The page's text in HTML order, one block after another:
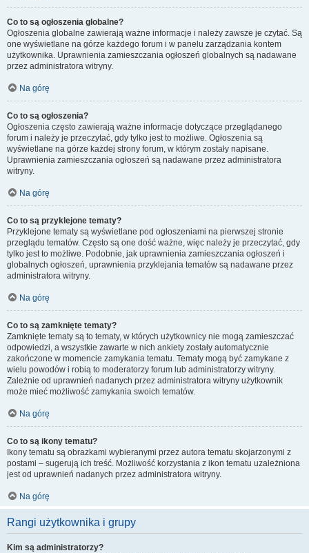
Co to są ogłoszenia globalne?
Ogłoszenia globalne zawierają ważne informacje i należy zawsze je czytać. Są
one wyświetlane na górze każdego forum i w panelu zarządzania kontem
użytkownika. Uprawnienia zamieszczania ogłoszeń globalnych są nadawane
przez administratora witryny.
Na górę
Co to są ogłoszenia?
Ogłoszenia często zawierają ważne informacje dotyczące przeglądanego
forum i należy je przeczytać, gdy tylko jest to możliwe. Ogłoszenia są
wyświetlane na górze każdej strony forum, w którym zostały napisane.
Uprawnienia zamieszczania ogłoszeń są nadawane przez administratora
witryny.
Na górę
Co to są przyklejone tematy?
Przyklejone tematy są wyświetlane pod ogłoszeniami na pierwszej stronie
przeglądu tematów. Często są one dość ważne, więc należy je przeczytać, gdy
tylko jest to możliwe. Podobnie, jak uprawnienia zamieszczania ogłoszeń i
globalnych ogłoszeń, uprawnienia przyklejania tematów są nadawane przez
administratora witryny.
Na górę
Co to są zamknięte tematy?
Zamknięte tematy są to tematy, w których użytkownicy nie mogą zamieszczać
odpowiedzi, a wszystkie zawarte w nich ankiety zostały automatycznie
zakończone w momencie zamykania tematu. Tematy mogą być zamykane z
wielu powodów i robią to moderatorzy forum lub administratorzy witryny.
Zależnie od uprawnień nadanych przez administratora witryny użytkownik
może mieć możliwość zamykania swoich tematów.
Na górę
Co to są ikony tematu?
Ikony tematu są obrazkami wybieranymi przez autora tematu skojarzonymi z
postami – sugerują ich treść. Możliwość korzystania z ikon tematu uzależniona
jest od uprawnień nadanych przez administratora witryny.
Na górę
Rangi użytkownika i grupy
Kim są administratorzy?